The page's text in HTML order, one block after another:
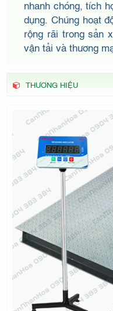
nhanh chóng, tích
dụng. Chúng hoạt
rộng rãi trong sản
vận tải và thương
THƯƠNG HIỆU